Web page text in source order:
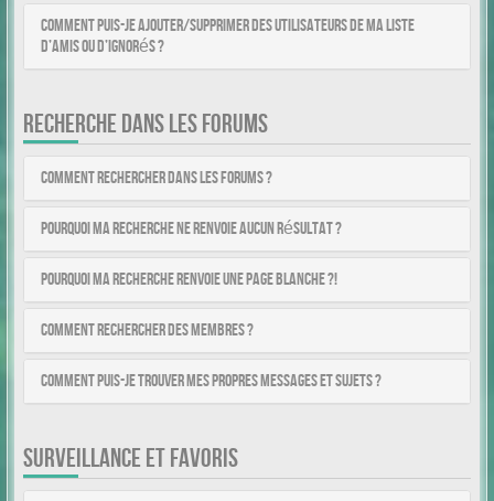
Comment puis-je ajouter/supprimer des utilisateurs de ma liste
d’amis ou d’ignorés ?
RECHERCHE DANS LES FORUMS
Comment rechercher dans les forums ?
Pourquoi ma recherche ne renvoie aucun résultat ?
Pourquoi ma recherche renvoie une page blanche ?!
Comment rechercher des membres ?
Comment puis-je trouver mes propres messages et sujets ?
SURVEILLANCE ET FAVORIS